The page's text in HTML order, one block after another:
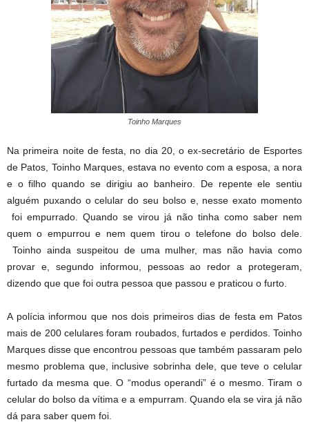
Toinho Marques
Na primeira noite de festa, no dia 20, o ex-secretário de Esportes
de Patos, Toinho Marques, estava no evento com a esposa, a nora
e o filho quando se dirigiu ao banheiro. De repente ele sentiu
alguém puxando o celular do seu bolso e, nesse exato momento
foi empurrado. Quando se virou já não tinha como saber nem
quem o empurrou e nem quem tirou o telefone do bolso dele.
Toinho ainda suspeitou de uma mulher, mas não havia como
provar e, segundo informou, pessoas ao redor a protegeram,
dizendo que que foi outra pessoa que passou e praticou o furto.
A polícia informou que nos dois primeiros dias de festa em Patos
mais de 200 celulares foram roubados, furtados e perdidos. Toinho
Marques disse que encontrou pessoas que também passaram pelo
mesmo problema que, inclusive sobrinha dele, que teve o celular
furtado da mesma que. O “modus operandi” é o mesmo. Tiram o
celular do bolso da vítima e a empurram. Quando ela se vira já não
dá para saber quem foi.